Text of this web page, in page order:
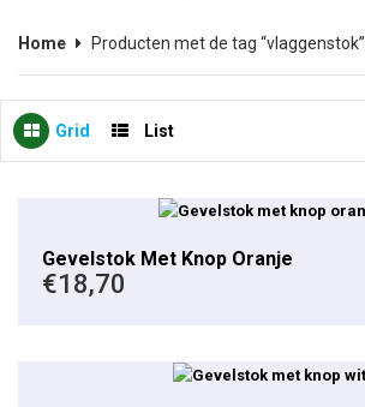
Home Producten met de tag “vlaggenstok”
Grid List
Gevelstok Met Knop Oranje
€18,70